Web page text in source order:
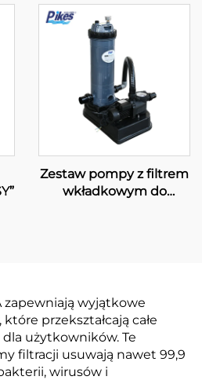
Zestaw pompy z filtrem
wkładkowym do
zapewniają wyjątkowe
przekształcają całe
użytkowników. Te
filtracji usuwają nawet 99,9
wirusów i